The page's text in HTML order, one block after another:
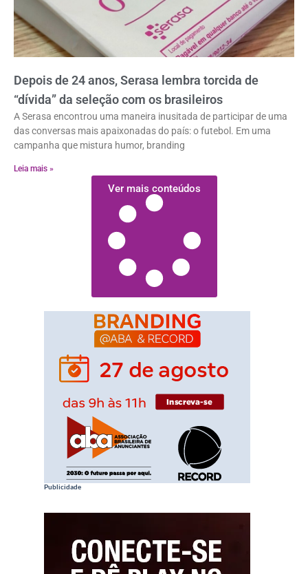
Depois de 24 anos, Serasa lembra torcida de
“dívida” da seleção com os brasileiros
A Serasa encontrou uma maneira inusitada de participar de uma
das conversas mais apaixonadas do país: o futebol. Em uma
campanha que mistura humor, branding
Leia mais »
Ver mais conteúdos
Publicidade